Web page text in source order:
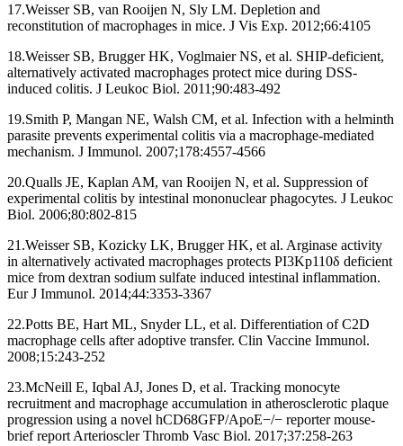
17.Weisser SB, van Rooijen N, Sly LM. Depletion and
reconstitution of macrophages in mice. J Vis Exp. 2012;66:4105
18.Weisser SB, Brugger HK, Voglmaier NS, et al. SHIP-deficient,
alternatively activated macrophages protect mice during DSS-
induced colitis. J Leukoc Biol. 2011;90:483-492
19.Smith P, Mangan NE, Walsh CM, et al. Infection with a helminth
parasite prevents experimental colitis via a macrophage-mediated
mechanism. J Immunol. 2007;178:4557-4566
20.Qualls JE, Kaplan AM, van Rooijen N, et al. Suppression of
experimental colitis by intestinal mononuclear phagocytes. J Leukoc
Biol. 2006;80:802-815
21.Weisser SB, Kozicky LK, Brugger HK, et al. Arginase activity
in alternatively activated macrophages protects PI3Kp110δ deficient
mice from dextran sodium sulfate induced intestinal inflammation.
Eur J Immunol. 2014;44:3353-3367
22.Potts BE, Hart ML, Snyder LL, et al. Differentiation of C2D
macrophage cells after adoptive transfer. Clin Vaccine Immunol.
2008;15:243-252
23.McNeill E, Iqbal AJ, Jones D, et al. Tracking monocyte
recruitment and macrophage accumulation in atherosclerotic plaque
progression using a novel hCD68GFP/ApoE−/− reporter mouse-
brief report Arterioscler Thromb Vasc Biol. 2017;37:258-263